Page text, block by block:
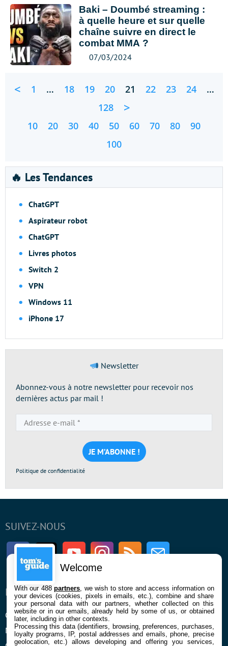
Baki – Doumbé streaming :
à quelle heure et sur quelle
chaîne suivre en direct le
combat MMA ?
07/03/2024
< 1 … 18 19 20 21 22 23 24
…
128
>
10 20 30 40 50 60 70 80
90
100
🔥 Les Tendances
ChatGPT
Aspirateur robot
ChatGPT
Livres photos
Switch 2
VPN
Windows 11
iPhone 17
Newsletter
Abonnez-vous à notre newsletter pour recevoir nos
dernières actus par mail !
e-
mail
*
Politique de confidentialité
SUIVEZ-NOUS
FacebookTwitter Youtube InstagramRSS Newsletter
ENTREPRISE
Qui sommes nous
Mentions légales et CGU
À PROPOS
La rédaction
Contact
Welcome
With our 488partners , we wish to store and access information on
your devices (cookies, pixels in emails, etc.), combine and share
your personal data with our partners, whether collected on this
website or in our emails, already held by some of us, or obtained
later, including in other contexts.
Processing this data (identifiers, browsing, preferences, purchases,
loyalty programs, IP, postal addresses and emails, phone, precise
geolocation, etc.) allows developing and offering you services,